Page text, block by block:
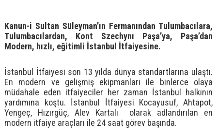
Kanun-i Sultan Süleyman’ın Fermanından Tulumbacılara,
Tulumbacılardan, Kont Szechynı Paşa’ya, Paşa’dan
Modern, hızlı, eğitimli İstanbul İtfaiyesine.
İstanbul İtfaiyesi son 13 yılda dünya standartlarına ulaştı.
En modern ve gelişmiş ekipmanları ile binlerce olaya
müdahale eden itfaiyeciler her zaman İstanbul halkının
yardımına koştu. İstanbul İtfaiyesi Kocayusuf, Ahtapot,
Yengeç, Hızırgüç, Alev Kartalı olarak adlandırılan en
modern itfaiye araçları ile 24 saat görev başında.